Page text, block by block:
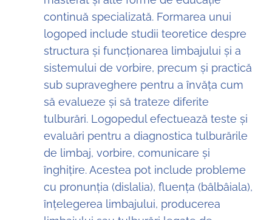
continuă specializată. Formarea unui
logoped include studii teoretice despre
structura și funcționarea limbajului și a
sistemului de vorbire, precum și practică
sub supraveghere pentru a învăța cum
să evalueze și să trateze diferite
tulburări. Logopedul efectuează teste și
evaluări pentru a diagnostica tulburările
de limbaj, vorbire, comunicare și
înghițire. Acestea pot include probleme
cu pronunția (dislalia), fluența (bâlbâiala),
înțelegerea limbajului, producerea